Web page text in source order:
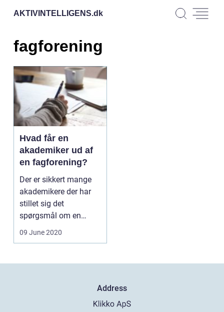
AKTIVINTELLIGENS.dk
fagforening
Hvad får en
akademiker ud af
en fagforening?
Der er sikkert mange
akademikere der har
stillet sig det
spørgsmål om en
fagforening ikke kun er
09 June 2020
Address